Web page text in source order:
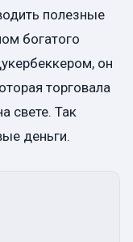
полезные
богатого
он
торговала
свете. Так
деньги.